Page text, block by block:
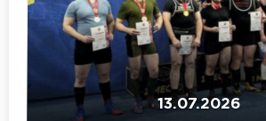
13.07.2026